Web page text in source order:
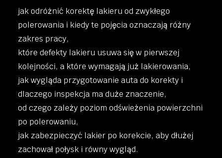
jak odróżnić korektę lakieru od zwykłego
polerowania i kiedy te pojęcia oznaczają różny
zakres pracy,
które defekty lakieru usuwa się w pierwszej
kolejności, a które wymagają już lakierowania,
jak wygląda przygotowanie auta do korekty i
dlaczego inspekcja ma duże znaczenie,
od czego zależy poziom odświeżenia powierzchni
po polerowaniu,
jak zabezpieczyć lakier po korekcie, aby dłużej
zachował połysk i równy wygląd.